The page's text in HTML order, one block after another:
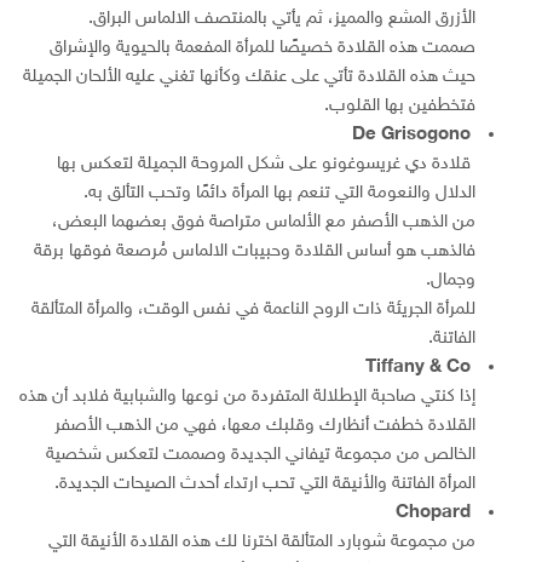
الأزرق المشع والمميز، ثم يأتي بالمنتصف الالماس البراق.
صممت هذه القلادة خصيصًا للمرأة المفعمة بالحيوية والإشراق
حيث هذه القلادة تأتي على عنقك وكأنها تغني عليه الألحان الجميلة
فتخطفين بها القلوب.
قلادة دي غريسوغونو على شكل المروحة الجميلة لتعكس بها
الدلال والنعومة التي تنعم بها المرأة دائمًا وتحب التألق به.
من الذهب الأصفر مع الألماس متراصة فوق بعضهما البعض،
فالذهب هو أساس القلادة وحبيبات الالماس مُرصعة فوقها برقة
وجمال.
للمرأة الجريئة ذات الروح الناعمة في نفس الوقت، والمرأة المتألقة
الفاتنة.
إذا كنتي صاحبة الإطلالة المتفردة من نوعها والشبابية فلابد أن هذه
القلادة خطفت أنظارك وقلبك معها، فهي من الذهب الأصفر
الخالص من مجموعة تيفاني الجديدة وصممت لتعكس شخصية
المرأة الفاتنة والأنيقة التي تحب ارتداء أحدث الصيحات الجديدة.
من مجموعة شوبارد المتألقة اخترنا لك هذه القلادة الأنيقة التي